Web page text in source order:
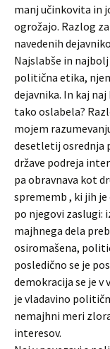
manj učinkovita in
ogrožajo. Razlog
navedenih
Najslabše in
politična etika,
dejavnika. In kaj
tako oslabela?
mojem
desetletij osrednja
države podreja
pa obravnava kot
sprememb , ki jih
po njegovi zaslugi:
majhnega dela
osiromašena,
posledično se je
demokracija se je
je vladavino
nemajhni meri
interesov.